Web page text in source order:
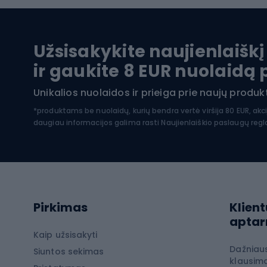
Baidarės
SUP lentos
Hidrokostiumai nardymui
Turistinė apranga
Žygio šortai
Neperpučiamos striukės
Žygio marškinėliai
Užsisakykite naujienlaiškį
ir gaukite 8 EUR
Unikalios nuolaidos ir prieiga prie naujų
*produktams be nuolaidų, kurių bendra vertė viršija 80 EUR,
daugiau informacijos galima rasti Naujienlaiškio paslaugų
Pirkimas
Kaip užsisakyti
Siuntos sekimas